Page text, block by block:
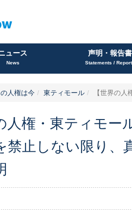
ュース
News
声明・報告書
Statements /
人権は今 東ティモール 【世界の人
人権・東ティモー
禁止しない限り、